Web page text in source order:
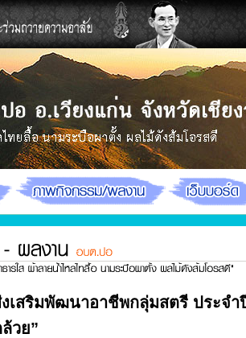
เสริมพัฒนาอาชีพกลุ่มสตรี ประจำ
วย”